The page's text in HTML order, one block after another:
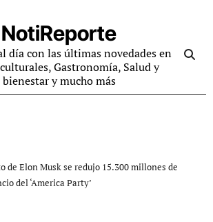
NotiReporte
día con las últimas novedades en
Gastronomía, Salud y
bienestar y mucho más
de Elon Musk se redujo 15.300 millones de
del ‘America Party’